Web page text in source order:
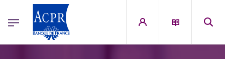
ACPR Menu Principal (French)
Image